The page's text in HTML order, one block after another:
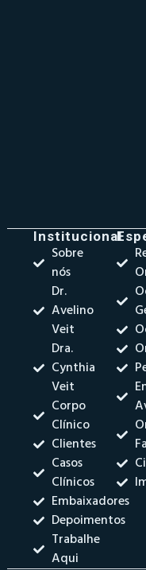
Institucional
Sobre
nós
Dr.
Avelino
Veit
Dra.
Cynthia
Veit
Corpo
Clínico
Clientes
Casos
Clínicos
Embaixadores
Depoimentos
Trabalhe
Aqui